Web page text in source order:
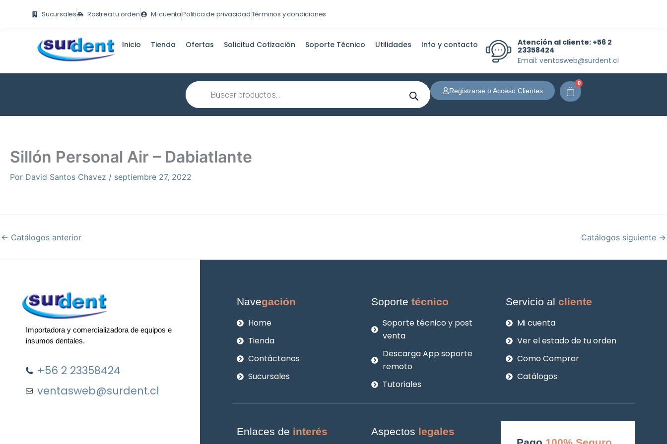
contenido
Sucursales Rastrea tu orden Mi cuentaPolitica de privacidadTérminos y condiciones
Inicio Tienda Ofertas Solicitud Cotización Soporte Técnico Utilidades Info y contacto Atención al cliente: +56 2
23358424
Email: ventasweb@surdent.cl
Búsqueda
de
productos
Registrarse o Acceso Clientes
0
Carrito
Sillón Personal Air – Dabiatlante
Por David Santos Chavez / septiembre 27, 2022
← Catálogos anterior Catálogos siguiente →
Importadora y comercializadora de equipos e
insumos dentales.
+56 2 23358424
ventasweb@surdent.cl
Navegación
Home
Tienda
Contáctanos
Sucursales
Soportetécnico
Soporte técnico y post
venta
Descarga App soporte
remoto
Tutoriales
Servicio alcliente
Mi cuenta
Ver el estado de tu orden
Como Comprar
Catálogos
Enlaces de interés Aspectos legales